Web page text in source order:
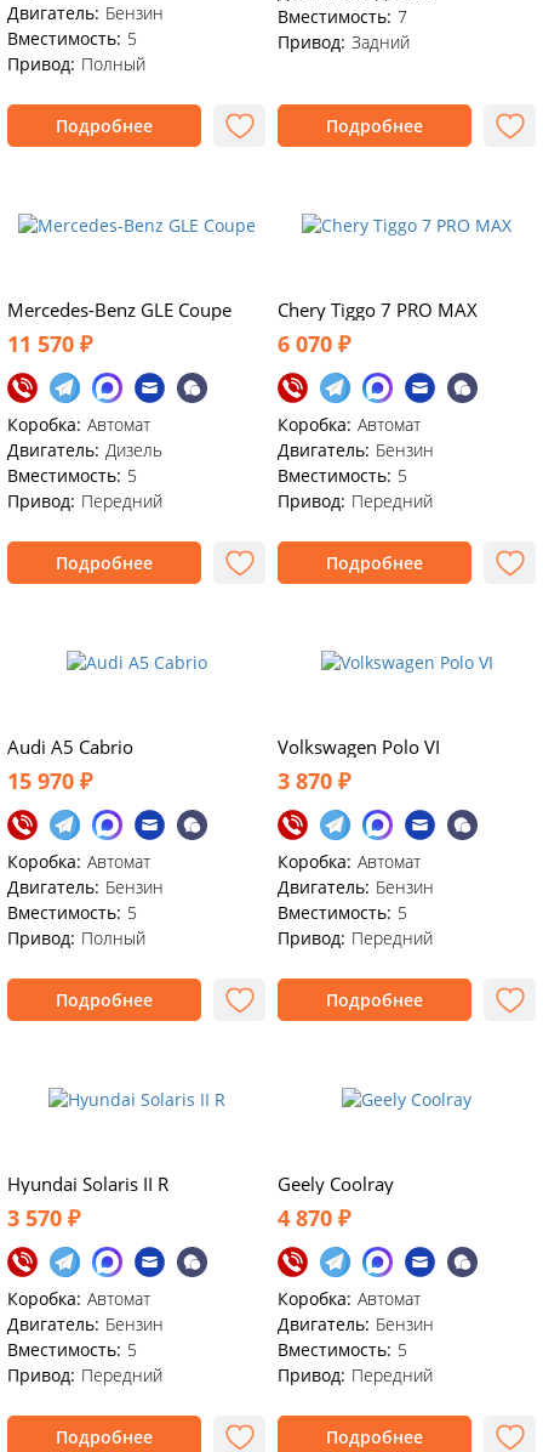
Двигатель: Бензин
Вместимость: 5
Привод: Полный
Подробнее
Вместимость: 7
Привод: Задний
Подробнее
Mercedes-Benz GLE Coupe
11 570 ₽
Коробка: Автомат
Двигатель: Дизель
Вместимость: 5
Привод: Передний
Подробнее
Chery Tiggo 7 PRO MAX
6 070 ₽
Коробка: Автомат
Двигатель: Бензин
Вместимость: 5
Привод: Передний
Подробнее
Audi A5 Cabrio
15 970 ₽
Коробка: Автомат
Двигатель: Бензин
Вместимость: 5
Привод: Полный
Подробнее
Volkswagen Polo VI
3 870 ₽
Коробка: Автомат
Двигатель: Бензин
Вместимость: 5
Привод: Передний
Подробнее
Hyundai Solaris II R
3 570 ₽
Коробка: Автомат
Двигатель: Бензин
Вместимость: 5
Привод: Передний
Подробнее
Geely Coolray
4 870 ₽
Коробка: Автомат
Двигатель: Бензин
Вместимость: 5
Привод: Передний
Подробнее